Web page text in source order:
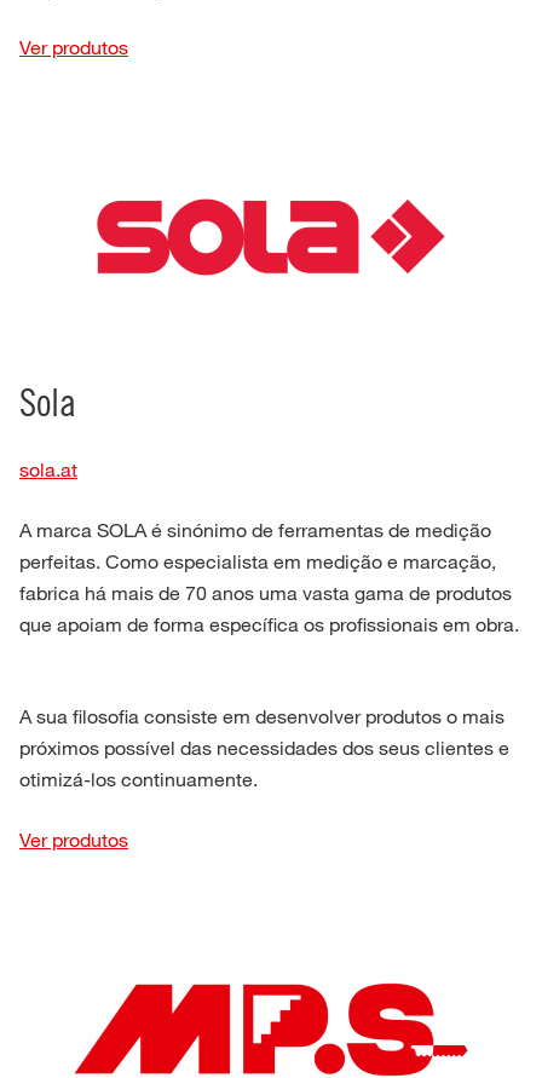
Ver produtos
Sola
sola.at
A marca SOLA é sinónimo de ferramentas de medição
perfeitas. Como especialista em medição e marcação,
fabrica há mais de 70 anos uma vasta gama de produtos
que apoiam de forma específica os profissionais em obra.
A sua filosofia consiste em desenvolver produtos o mais
próximos possível das necessidades dos seus clientes e
otimizá-los continuamente.
Ver produtos